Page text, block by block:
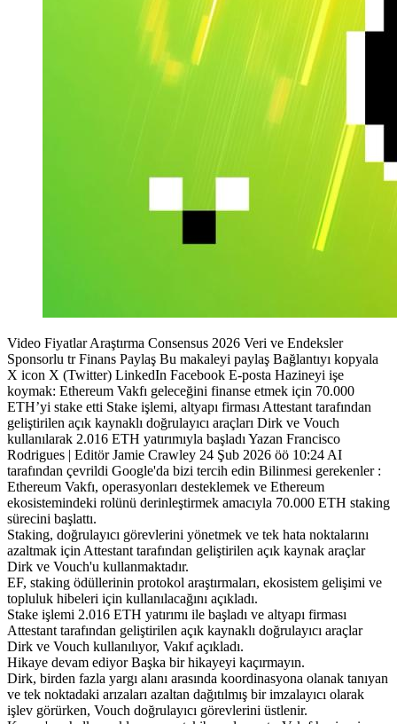
Video Fiyatlar Araştırma Consensus 2026 Veri ve Endeksler
Sponsorlu tr Finans Paylaş Bu makaleyi paylaş Bağlantıyı kopyala
X icon X (Twitter) LinkedIn Facebook E-posta Hazineyi işe
koymak: Ethereum Vakfı geleceğini finanse etmek için 70.000
ETH’yi stake etti Stake işlemi, altyapı firması Attestant tarafından
geliştirilen açık kaynaklı doğrulayıcı araçları Dirk ve Vouch
kullanılarak 2.016 ETH yatırımıyla başladı Yazan Francisco
Rodrigues | Editör Jamie Crawley 24 Şub 2026 öö 10:24 AI
tarafından çevrildi Google'da bizi tercih edin Bilinmesi gerekenler :
Ethereum Vakfı, operasyonları desteklemek ve Ethereum
ekosistemindeki rolünü derinleştirmek amacıyla 70.000 ETH staking
sürecini başlattı.
Staking, doğrulayıcı görevlerini yönetmek ve tek hata noktalarını
azaltmak için Attestant tarafından geliştirilen açık kaynak araçlar
Dirk ve Vouch'u kullanmaktadır.
EF, staking ödüllerinin protokol araştırmaları, ekosistem gelişimi ve
topluluk hibeleri için kullanılacağını açıkladı.
Stake işlemi 2.016 ETH yatırımı ile başladı ve altyapı firması
Attestant tarafından geliştirilen açık kaynaklı doğrulayıcı araçlar
Dirk ve Vouch kullanılıyor, Vakıf açıkladı.
Hikaye devam ediyor Başka bir hikayeyi kaçırmayın.
Dirk, birden fazla yargı alanı arasında koordinasyona olanak tanıyan
ve tek noktadaki arızaları azaltan dağıtılmış bir imzalayıcı olarak
işlev görürken, Vouch doğrulayıcı görevlerini üstlenir.